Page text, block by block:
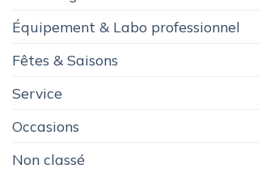
Équipement & Labo professionnel
Fêtes & Saisons
Service
Occasions
Non classé